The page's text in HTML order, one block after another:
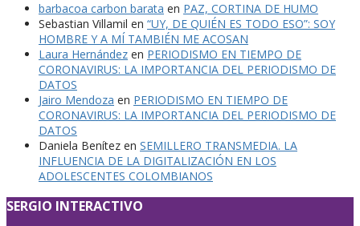
barbacoa carbon barata en PAZ, CORTINA DE HUMO
Sebastian Villamil en “UY, DE QUIÉN ES TODO ESO”: SOY
HOMBRE Y A MÍ TAMBIÉN ME ACOSAN
Laura Hernández en PERIODISMO EN TIEMPO DE
CORONAVIRUS: LA IMPORTANCIA DEL PERIODISMO DE
DATOS
Jairo Mendoza en PERIODISMO EN TIEMPO DE
CORONAVIRUS: LA IMPORTANCIA DEL PERIODISMO DE
DATOS
Daniela Benítez en SEMILLERO TRANSMEDIA. LA
INFLUENCIA DE LA DIGITALIZACIÓN EN LOS
ADOLESCENTES COLOMBIANOS
SERGIO INTERACTIVO